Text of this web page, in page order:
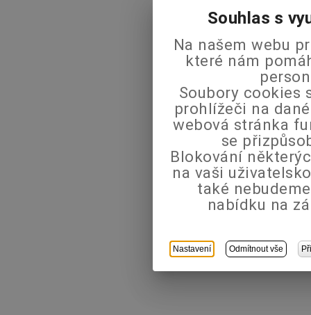
Souhlas s
Na našem webu
které nám
Soubory cookies
prohlížeči na
webová stránka
se
Blokování
na vaši
také
nabídku na
Nastavení Odmítnout vše